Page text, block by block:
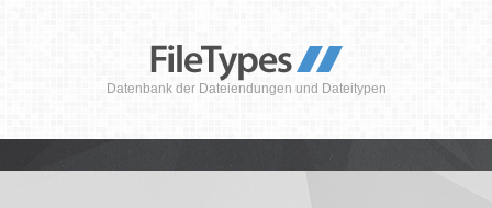
Datenbank der Dateiendungen und Dateitypen